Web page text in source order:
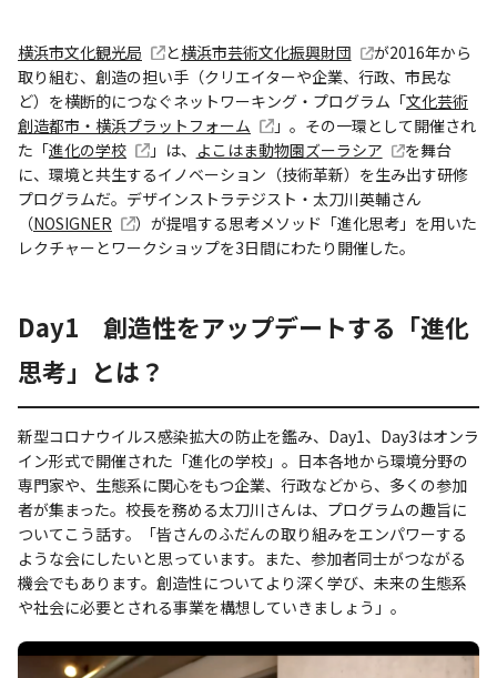
横浜市文化観光局 と横浜市芸術文化振興財団
が2016年から
取り組む、創造の担い手（クリエイターや企業、行政、市民な
ど）を横断的につなぐネットワーキング・プログラム「文化芸術
創造都市・横浜プラットフォーム
」。その一環として開催され
た「進化の学校 」は、 よこはま動物園ズーラシア
を舞台
に、環境と共生するイノベーション（技術革新）を生み出す研修
プログラムだ。デザインストラテジスト・太刀川英輔さん
（NOSIGNER
）が提唱する思考メソッド「進化思考」を用いた
レクチャーとワークショップを3日間にわたり開催した。
Day1 創造性をアップデートする「進化
思考」とは？
新型コロナウイルス感染拡大の防止を鑑み、Day1、Day3はオンラ
イン形式で開催された「進化の学校」。日本各地から環境分野の
専門家や、生態系に関心をもつ企業、行政などから、多くの参加
者が集まった。校長を務める太刀川さんは、プログラムの趣旨に
ついてこう話す。「皆さんのふだんの取り組みをエンパワーする
ような会にしたいと思っています。また、参加者同士がつながる
機会でもあります。創造性についてより深く学び、未来の生態系
や社会に必要とされる事業を構想していきましょう」。